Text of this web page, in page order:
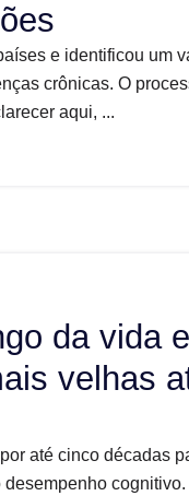
e identificou um
crônicas. O
aqui, ...
da vida
velhas
até cinco décadas
cognitivo.